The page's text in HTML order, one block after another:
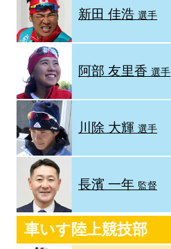
新田 佳浩選手
阿部 友里香選手
川除 大輝選手
長濱 一年 監督
車いす陸上競技部